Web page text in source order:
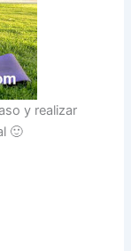
y realizar
🙂